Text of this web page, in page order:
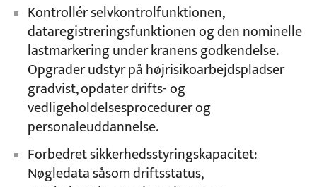
Kontrollér selvkontrolfunktionen,
dataregistreringsfunktionen og den nominelle
lastmarkering under kranens godkendelse.
Opgrader udstyr på højrisikoarbejdspladser
gradvist, opdater drifts- og
vedligeholdelsesprocedurer og
personaleuddannelse.
Forbedret sikkerhedsstyringskapacitet:
Nøgledata såsom driftsstatus,